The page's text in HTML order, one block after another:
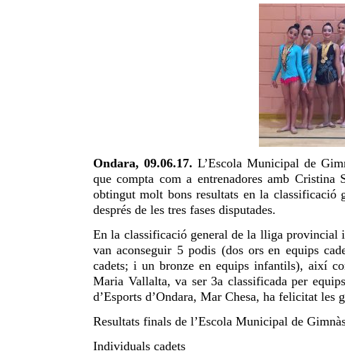
Ondara, 09.06.17. L’Escola Municipal de
que compta coma entrenadores amb Cristina
obtingut molt bons resultats en la
després de les tres fases disputades.
En la classificació general de la lliga provincial
van aconseguir 5podis (dos ors en equips
cadets; i un bronze en equips infantils), així
Maria Vallalta, va ser 3a classificada per
d’Esports d’Ondara, Mar Chesa, ha felicitat les
Resultats finals de l’Escola Municipal de
Individuals cadets